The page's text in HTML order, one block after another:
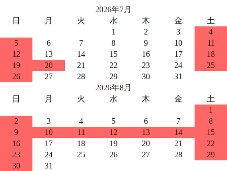
2026年7月
日
月 火 水 木 金
土
1
2 3
4
5
6 7 8 9 10
11
12
13 14 15 16 17
18
19
20 21 22 23 24
25
26
27 28 29 30
31
2026年8月
日
月 火 水 木 金
土
1
2
3 4 5 6 7
8
9
10 11 12 13 14
15
16
17 18 19 20 21
22
23
24 25 26 27 28
29
30
31